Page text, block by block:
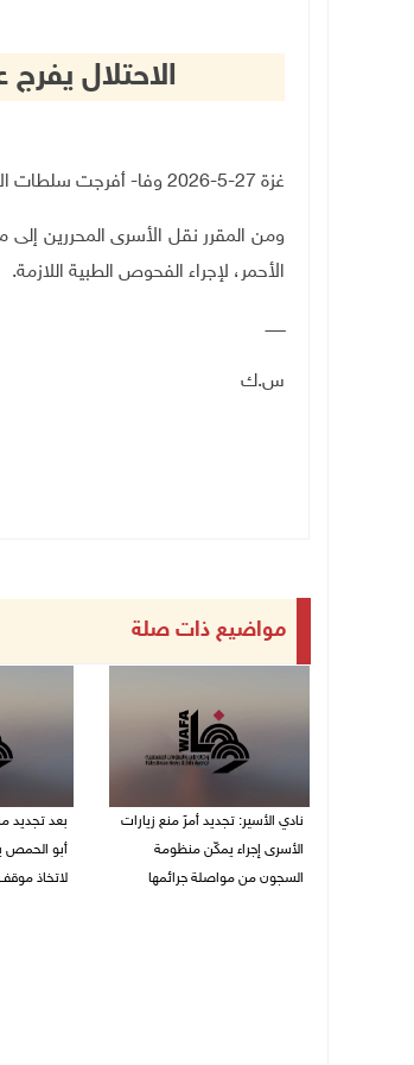
الاحتلال يفرج عن 15 أسيرا من قطاع غزة
غزة 27-5-2026 وفا- أفرجت سلطات الاحتلال الإسرائيلي، ظهر اليوم الأربعاء، عن 15 أسيرا من قطاع غزة، بينهم سيدة.
ومن المقرر نقل الأسرى المحررين
الأحمر، لإجراء الفحوص الطبية اللازمة.
ــــــــ
س.ك
مواضيع ذات صلة
نادي الأسير: تجديد أمرَ منع زيارات
الأسرى إجراء يمكّن منظومة
السجون من مواصلة جرائمها
بعد تجديد
أبو الحمص
لاتخاذ